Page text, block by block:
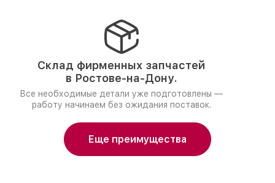
Склад фирменных запчастей
в Ростове-на-Дону.
Все необходимые детали уже подготовлены —
работу начинаем без ожидания поставок.
Еще преимущества